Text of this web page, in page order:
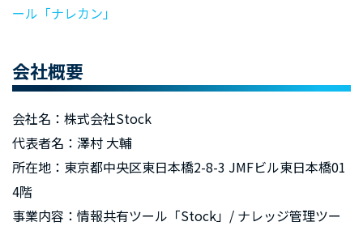
ール「ナレカン」
会社概要
会社名：株式会社Stock
代表者名：澤村 大輔
所在地：東京都中央区東日本橋2-8-3 JMFビル東日本橋01
4階
事業内容：情報共有ツール「Stock」/ ナレッジ管理ツー